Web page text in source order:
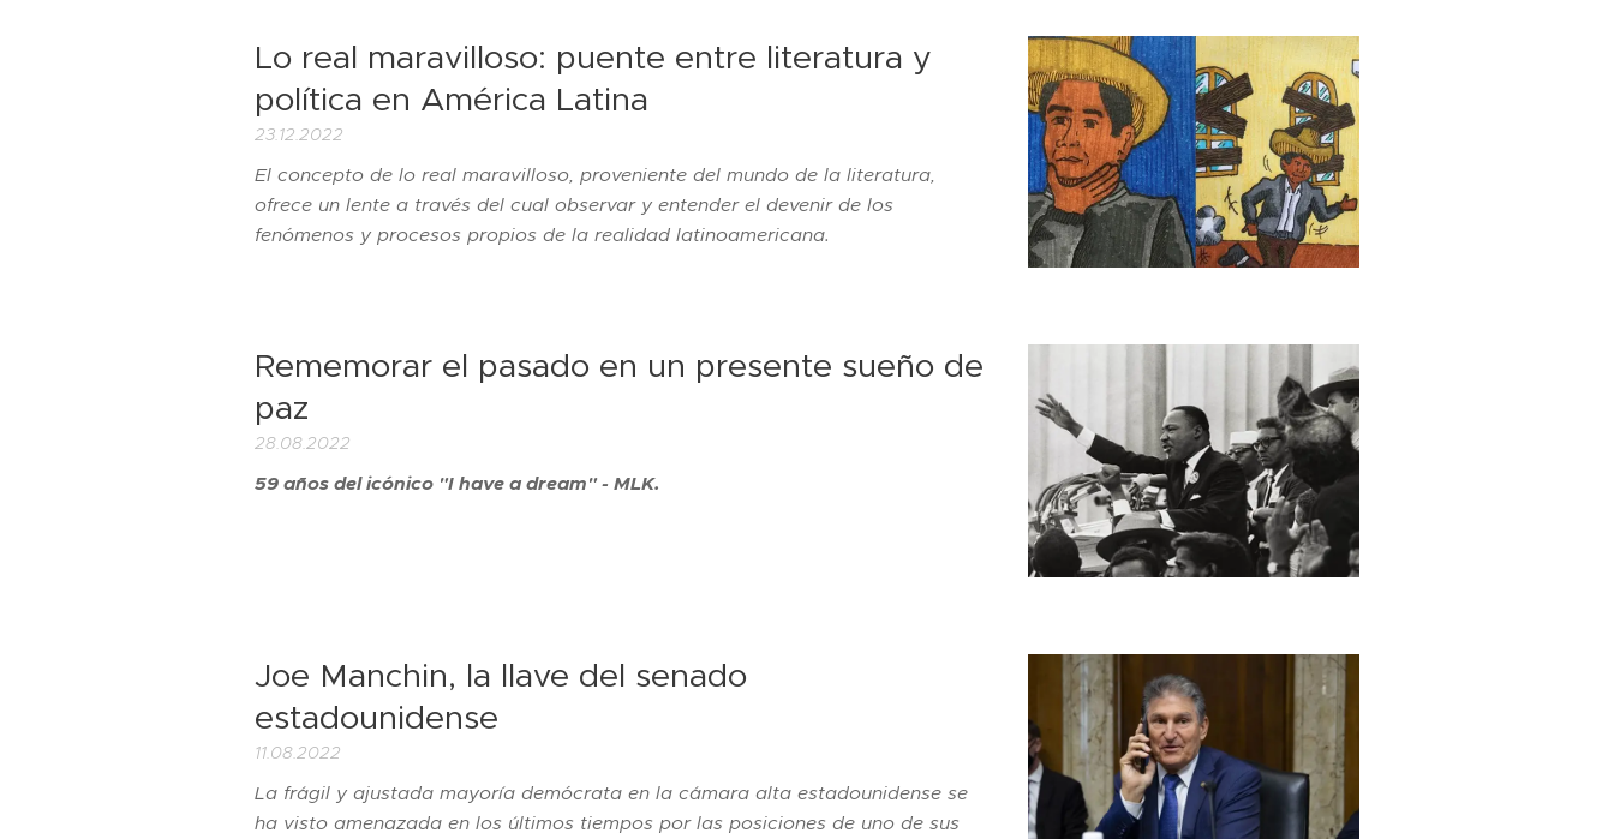
Lo real maravilloso: puente entre literatura y
política en América Latina
23.12.2022
El concepto de lo real maravilloso, proveniente del mundo de la literatura,
ofrece un lente a través del cual observar y entender el devenir de los
fenómenos y procesos propios de la realidad latinoamericana.
Rememorar el pasado en un presente sueño de
paz
28.08.2022
59 años del icónico "I have a dream" - MLK.
Joe Manchin, la llave del senado
estadounidense
11.08.2022
La frágil y ajustada mayoría demócrata en la cámara alta estadounidense se
ha visto amenazada en los últimos tiempos por las posiciones de uno de sus